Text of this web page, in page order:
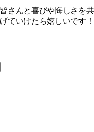
さんと喜びや悔しさを共
ていけたら嬉しいです！